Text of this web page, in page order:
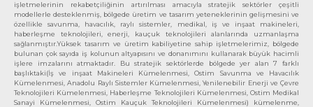
işletmelerinin rekabetçiliğinin artırılması amacıyla stratejik sektörler çeşitli
modellerle desteklenmiş, bölgede üretim ve tasarım yeteneklerinin gelişmesini ve
özellikle savunma, havacılık, raylı sistemler, medikal, iş ve inşaat makineleri,
haberleşme teknolojileri, enerji, kauçuk teknolojileri alanlarında uzmanlaşma
sağlanmıştır.Yüksek tasarım ve üretim kabiliyetine sahip işletmelerimiz, bölgede
bulunan çok sayıda iş kolunun altyapısını ve donanımını kullanarak büyük hacimli
işlere imzalarını atmaktadır. Bu stratejik sektörlerde bölgede yer alan 7 farklı
başlıktaki(İş ve inşaat Makineleri Kümelenmesi, Ostim Savunma ve Havacılık
Kümelenmesi, Anadolu Raylı Sistemler Kümelenmesi, Yenilenebilir Enerji ve Çevre
Teknolojileri Kümelenmesi, Haberleşme Teknolojileri Kümelenmesi, Ostim Medikal
Sanayi Kümelenmesi, Ostim Kauçuk Teknolojileri Kümelenmesi) kümelenme,